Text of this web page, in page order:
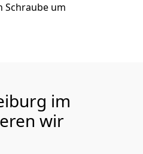
Schraube um
im
wir